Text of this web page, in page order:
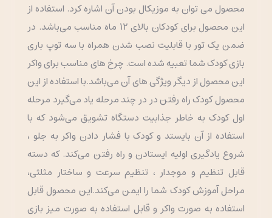
محصول می توان به موزیکال بودن آن اشاره کرد. استفاده از
این محصول برای کودکان بالای 12 ماه مناسب می‌باشد. در
ضمن یک تور با قابلیت نصب شدن همراه با سه توپ باری
بازی کودک شما تعبیه شده است. چرخ های مناسب برای واکر
این محصول از دیگر ویژگی های آن می‌باشد.با استفاده از این
محصول کودک راه رفتن در در چند مرحله یاد می‌گیرد مرحله
اول کودک به خاطر جذابیت دستگاه تشویق می‌شود که با
استفاده از آن بایستد و کودک با فشار دادن واکر به جلو ،
شروع یادگیری اولیه ایستادن و راه رفتن می‌کند. که دسته
قابل تنظیم و موجدار ، تنظیم سرعت و ساختار مثلثی،
مراحل آموزش کودک شما را ایمن می‌کند.این محصول قابل
استفاده به صورت واکر و قابل استفاده به صورت میز بازی